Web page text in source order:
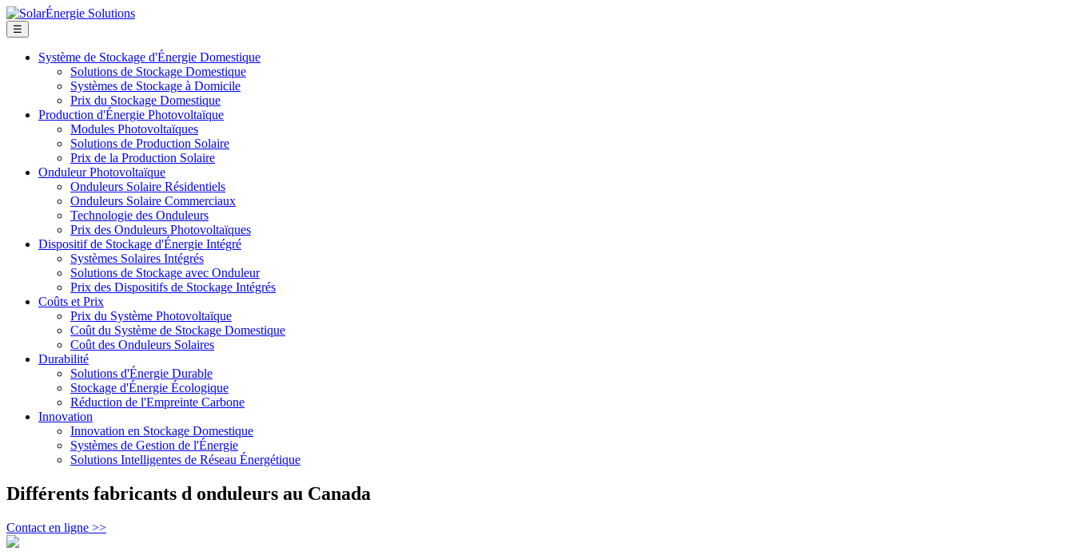
☰
Système de Stockage d'Énergie Domestique
Solutions de Stockage Domestique
Systèmes de Stockage à Domicile
Prix du Stockage Domestique
Production d'Énergie Photovoltaïque
Modules Photovoltaïques
Solutions de Production Solaire
Prix de la Production Solaire
Onduleur Photovoltaïque
Onduleurs Solaire Résidentiels
Onduleurs Solaire Commerciaux
Technologie des Onduleurs
Prix des Onduleurs Photovoltaïques
Dispositif de Stockage d'Énergie Intégré
Systèmes Solaires Intégrés
Solutions de Stockage avec Onduleur
Prix des Dispositifs de Stockage Intégrés
Coûts et Prix
Prix du Système Photovoltaïque
Coût du Système de Stockage Domestique
Coût des Onduleurs Solaires
Durabilité
Solutions d'Énergie Durable
Stockage d'Énergie Écologique
Réduction de l'Empreinte Carbone
Innovation
Innovation en Stockage Domestique
Systèmes de Gestion de l'Énergie
Solutions Intelligentes de Réseau Énergétique
Différents fabricants d onduleurs au Canada
Contact en ligne >>